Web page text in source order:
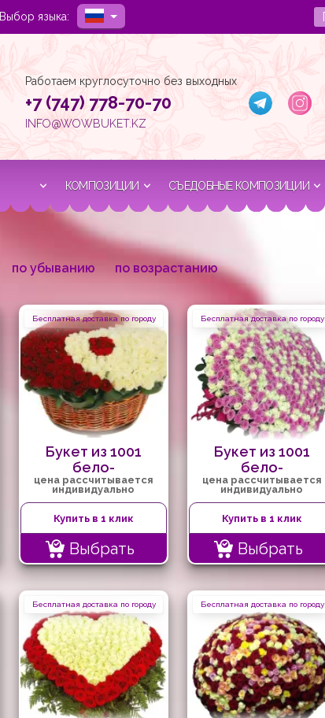
Выбор языка:
Работаем круглосуточно без выходных
+7 (747) 778-70-70
INFO@WOWBUKET.KZ
КОМПОЗИЦИИ СЪЕДОБНЫЕ КОМПОЗИЦИИ
по убыванию по возрастанию
Бесплатная доставка по городу
Букет из 1001
бело-
красной розы
цена рассчитывается
индивидуально
Купить в 1 клик
Выбрать
Бесплатная доставка по городу
Букет из 1001
бело-
розовой
розы
цена рассчитывается
индивидуально
Купить в 1 клик
Выбрать
Бесплатная доставка по городу Бесплатная доставка по городу